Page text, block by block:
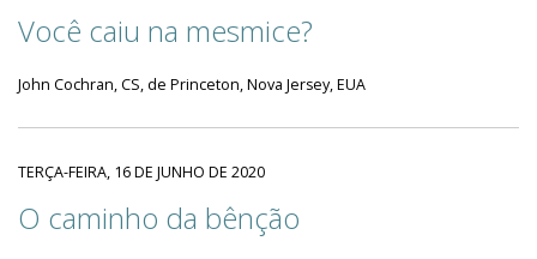
Você caiu na mesmice?
John Cochran, CS, de Princeton, Nova Jersey, EUA
TERÇA-FEIRA, 16 DE JUNHO DE 2020
O caminho da bênção